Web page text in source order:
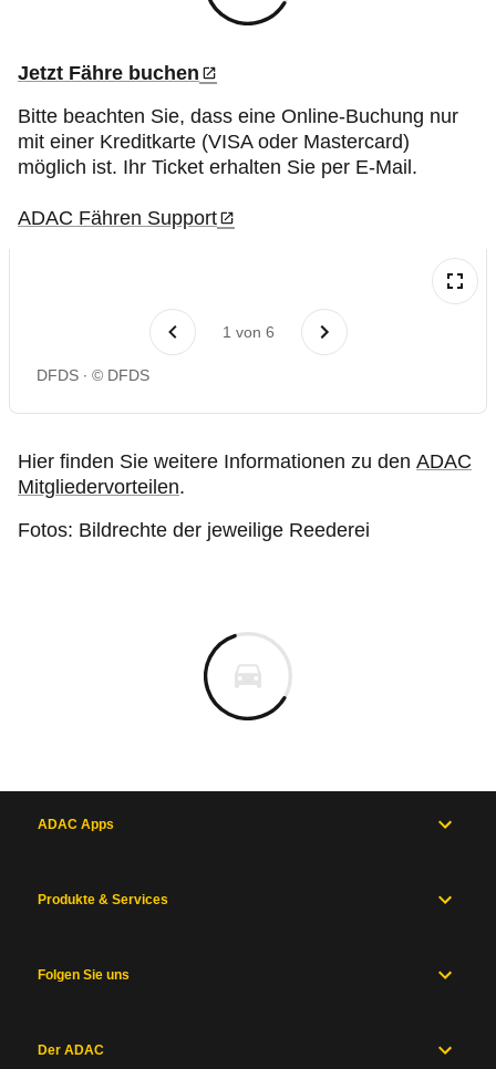
Jetzt Fähre buchen
Bitte beachten Sie, dass eine Online-Buchung nur
mit einer Kreditkarte (VISA oder Mastercard)
möglich ist. Ihr Ticket erhalten Sie per E-Mail.
ADAC Fähren Support
1 von 6
DFDS © DFDS
Hier finden Sie weitere Informationen zu den ADAC
Mitgliedervorteilen.
Fotos: Bildrechte der jeweilige Reederei
ADAC Apps
Produkte & Services
Folgen Sie uns
Der ADAC